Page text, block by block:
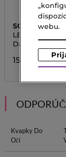
SOMERSET
LET IT SNOW
Darčekový set
15,00 €
Kvapky Do
Očí
webu.